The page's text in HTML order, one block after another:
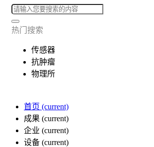
热门搜索
传感器
抗肿瘤
物理所
首页 (current)
成果 (current)
企业 (current)
设备 (current)